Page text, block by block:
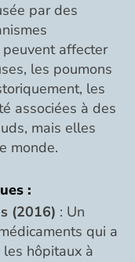
par des
peuvent affecter
les poumons
les
associées à des
mais elles
monde.
:
(2016) : Un
qui a
hôpitaux à